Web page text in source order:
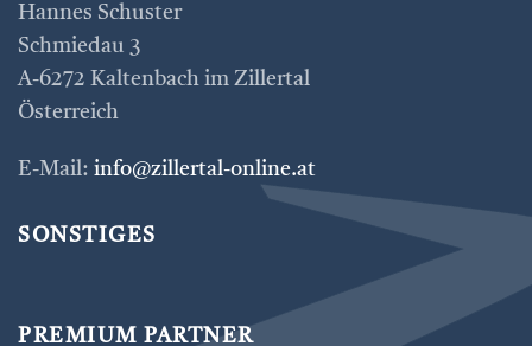
Hannes Schuster
Schmiedau 3
A-6272 Kaltenbach im Zillertal
Österreich
E-Mail: info@zillertal-online.at
SONSTIGES
PREMIUM PARTNER